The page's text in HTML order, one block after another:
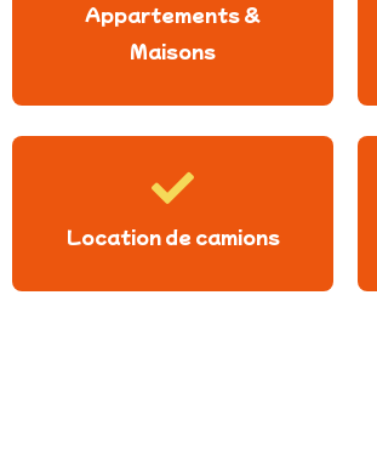
Appartements &
Maisons
Location de camions